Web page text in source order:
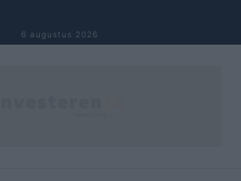
6 augustus 2026